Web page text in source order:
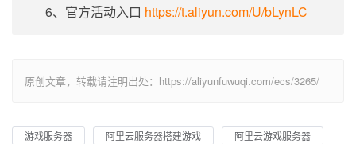
6、官方活动入口 https://t.aliyun.com/U/bLynLC
原创文章，转载请注明出处：https://aliyunfuwuqi.com/ecs/3265/
游戏服务器 阿里云服务器搭建游戏
阿里云游戏服务器